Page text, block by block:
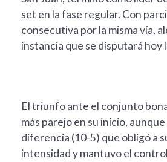
set en la fase regular. Con
consecutiva por la misma vía,
instancia que se disputará hoy
El triunfo ante el conjunto
más parejo en su inicio,
diferencia (10-5) que obligó a
intensidad y mantuvo el